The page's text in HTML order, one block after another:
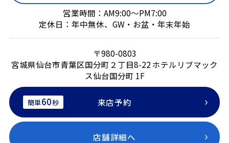
営業時間：AM9:00～PM7:00
定休日：年中無休、GW・お盆・年末年始
〒980-0803
宮城県仙台市青葉区国分町２丁目8-22 ホテルリブマック
ス仙台国分町 1F
簡単60秒 来店予約
店舗詳細へ